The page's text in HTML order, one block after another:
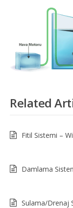
Related
Fitil Sistemi –
Damlama
Sulama/Drenaj